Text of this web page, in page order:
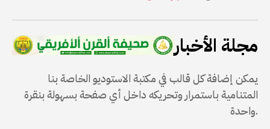
مجلة الأخبار
يمكن إضافة كل قالب في مكتبة الاستوديو الخاصة بنا
المتنامية باستمرار وتحريكه داخل أي صفحة بسهولة بنقرة
واحدة.